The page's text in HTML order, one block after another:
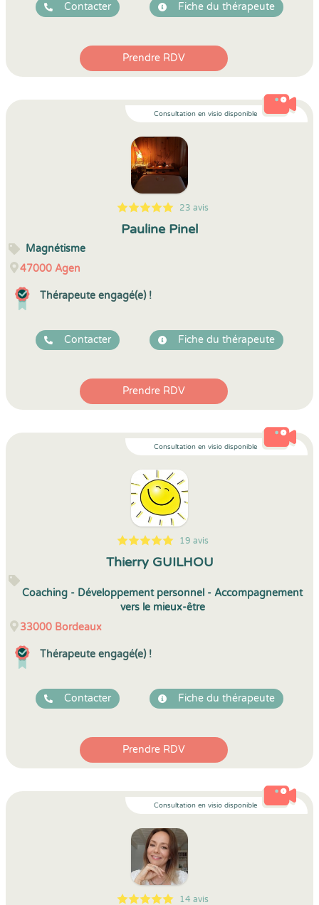
Contacter Fiche du thérapeute
Prendre RDV
Consultation en visio disponible
5
1
5
23 23 avis
Pauline Pinel
Magnétisme
47000 Agen
Thérapeute engagé(e) !
Contacter Fiche du thérapeute
Prendre RDV
Consultation en visio disponible
5
1
5
19 19 avis
Thierry GUILHOU
Coaching - Développement personnel - Accompagnement
vers le mieux-être
33000 Bordeaux
Thérapeute engagé(e) !
Contacter Fiche du thérapeute
Prendre RDV
Consultation en visio disponible
14 avis